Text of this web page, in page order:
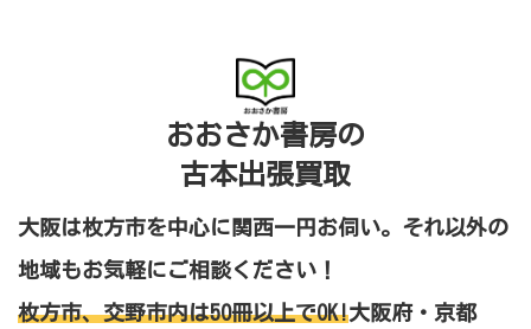
おおさか書房の
古本出張買取
大阪は枚方市を中心に関西一円お伺い。それ以外の
地域もお気軽にご相談ください！
枚方市、交野市内は50冊以上でOK!大阪府・京都